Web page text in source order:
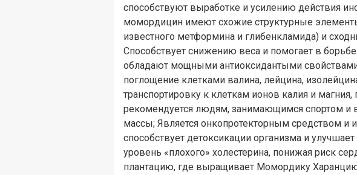
способствуют выработке и усилению действия
момордицин имеют схожие структурные
известного метформина и глибенкламида) и
Способствует снижению веса и помогает в
обладают мощными антиоксидантыми
поглощение клетками валина, лейцина,
транспортировку к клеткам ионов калия и
рекомендуется людям, занимающимся спортом
массы; Является онкопротекторным средством
способствует детоксикации организма и
уровень «плохого» холестерина, понижая риск
плантацию, где выращивает Момордику Харанцию